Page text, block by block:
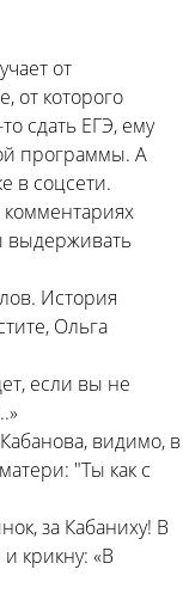
от
от которого
сдать ЕГЭ, ему
программы. А
в соцсети.
выдерживать
История
Ольга
если вы не
видимо, в
"Ты как с
за Кабаниху! В
крикну: «В